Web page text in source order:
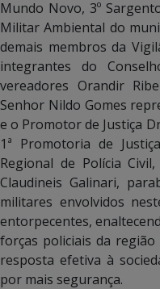
Mundo Novo, 3º
Militar Ambiental do
demais membros da
integrantes do
vereadores Orandir
Senhor Nildo Gomes
e o Promotor de Justiça
1ª Promotoria de
Regional de Polícia
Claudineis Galinari,
militares envolvidos
entorpecentes,
forças policiais da
resposta efetiva à
por mais segurança.